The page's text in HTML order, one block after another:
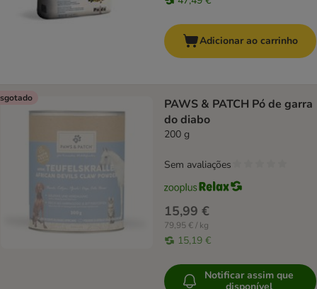
Adicionar ao carrinho
PAWS & PATCH Pó de garra
do diabo
200 g
15,99 €
79,95 € / kg
15,19 €
Sem avaliações
Notificar assim que